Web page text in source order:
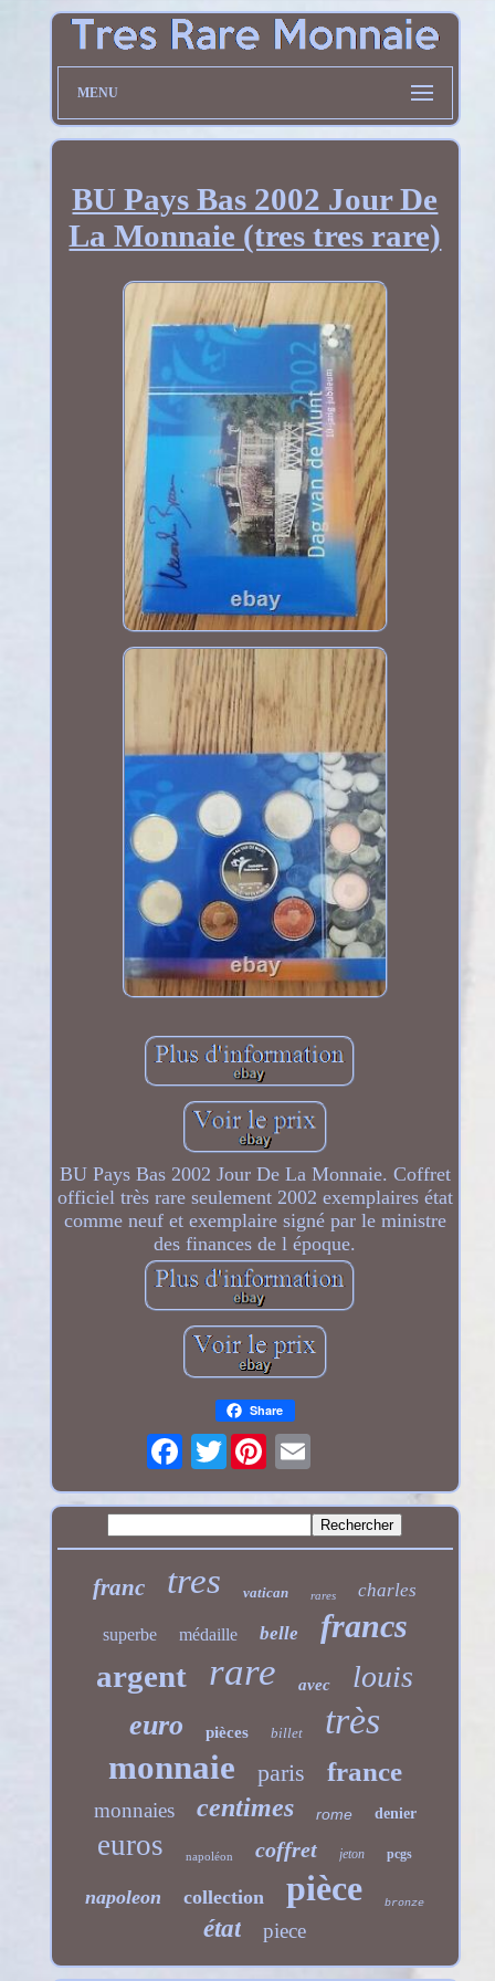
MENU
BU Pays Bas 2002 Jour De
La Monnaie (tres tres rare)
BU Pays Bas 2002 Jour De La Monnaie. Coffret
officiel très rare seulement 2002 exemplaires état
comme neuf et exemplaire signé par le ministre
des finances de l époque.
Share
Twitter
franc tres vatican rares charles
superbe médaille belle francs
argent rare avec louis
euro pièces billet très
monnaie paris france
monnaies centimes rome denier
euros napoléon coffret jeton pcgs
napoleon collection pièce bronze
état piece